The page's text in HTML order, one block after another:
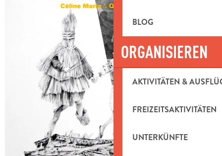
BLOG
ORGANISIEREN
AKTIVITÄTEN &
FREIZEITSAKTIVITÄTEN
UNTERKÜNFTE